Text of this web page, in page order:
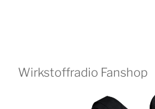
Wirkstoffradio Fanshop